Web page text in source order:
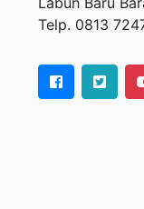
Telp. 0813